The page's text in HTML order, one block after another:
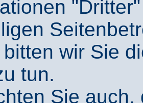
wir Sie
tun.
Sie